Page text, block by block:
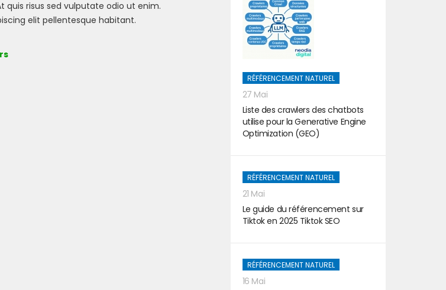
quis risus sed vulputate odio ut enim.
elit pellentesque habitant.
RÉFÉRENCEMENT NATUREL
27 Mai
Liste des crawlers des chatbots
utilise pour la Generative Engine
Optimization (GEO)
RÉFÉRENCEMENT NATUREL
21 Mai
Le guide du référencement sur
Tiktok en 2025 Tiktok SEO
RÉFÉRENCEMENT NATUREL
16 Mai